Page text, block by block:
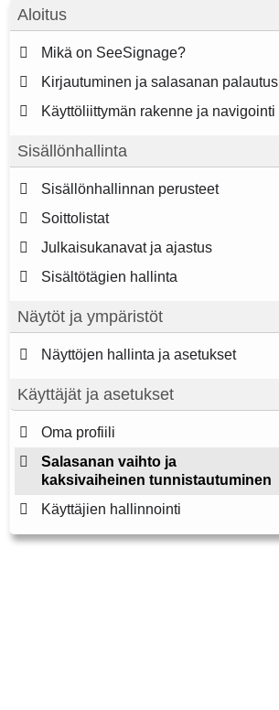
Aloitus
Mikä on SeeSignage?
Kirjautuminen ja salasanan palautus
Käyttöliittymän rakenne ja navigointi
Sisällönhallinta
Sisällönhallinnan perusteet
Soittolistat
Julkaisukanavat ja ajastus
Sisältötägien hallinta
Näytöt ja ympäristöt
Näyttöjen hallinta ja asetukset
Käyttäjät ja asetukset
Oma profiili
Salasanan vaihto ja
kaksivaiheinen tunnistautuminen
Käyttäjien hallinnointi